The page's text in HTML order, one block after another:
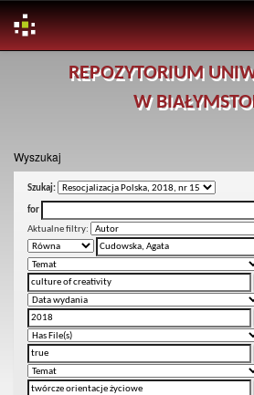
REPOZYTORIUM
W
Wyszukaj
Szukaj:
for
Aktualne filtry: